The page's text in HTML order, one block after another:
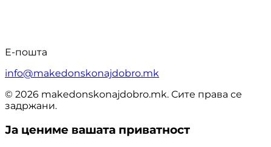
Е-пошта
info@makedonskonajdobro.mk
© 2026 makedonskonajdobro.mk. Сите права се
задржани.
Ја цениме вашата приватност